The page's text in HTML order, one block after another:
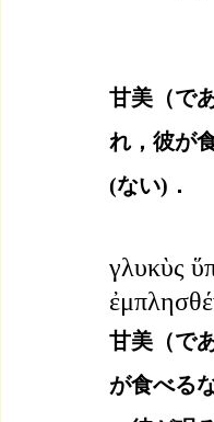
甘美（で
れ，彼が
(ない)．
γλυκὺς
甘美（で
が食べる